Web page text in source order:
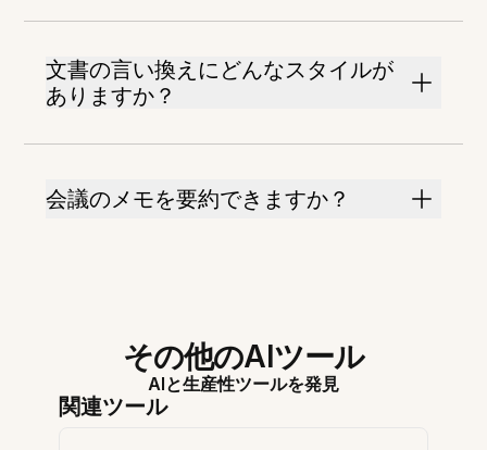
文書の言い換えにどんなスタイルが
ありますか？
会議のメモを要約できますか？
その他のAIツール
AIと生産性ツールを発見
関連ツール